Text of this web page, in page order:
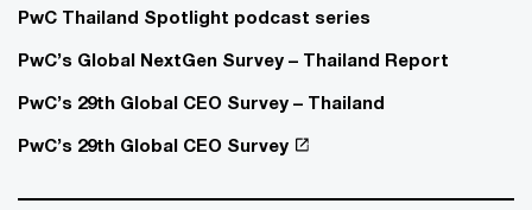
PwC Thailand Spotlight podcast series
PwC’s Global NextGen Survey – Thailand Report
PwC’s 29th Global CEO Survey – Thailand
PwC’s 29th Global CEO Survey